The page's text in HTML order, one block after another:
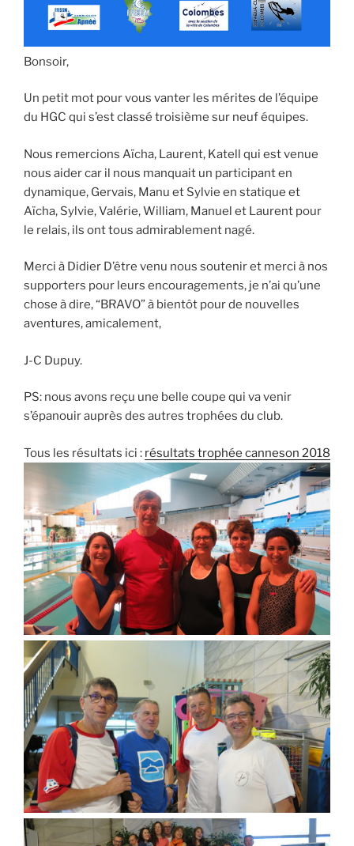
Bonsoir,
Un petit mot pour vous vanter les mérites de l’équipe
du HGC qui s’est classé troisième sur neuf équipes.
Nous remercions Aïcha, Laurent, Katell qui est venue
nous aider car il nous manquait un participant en
dynamique, Gervais, Manu et Sylvie en statique et
Aïcha, Sylvie, Valérie, William, Manuel et Laurent pour
le relais, ils ont tous admirablement nagé.
Merci à Didier D’être venu nous soutenir et merci à nos
supporters pour leurs encouragements, je n’ai qu’une
chose à dire, “BRAVO” à bientôt pour de nouvelles
aventures, amicalement,
J-C Dupuy.
PS: nous avons reçu une belle coupe qui va venir
s’épanouir auprès des autres trophées du club.
Tous les résultats ici : résultats trophée canneson 2018